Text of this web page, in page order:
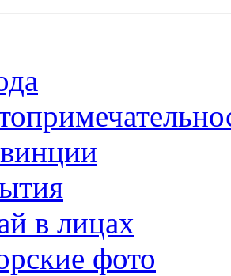
в лицах
фото